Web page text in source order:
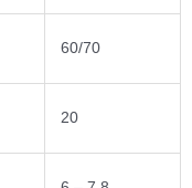
60/70
20